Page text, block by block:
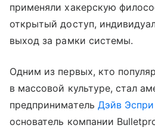
применяли хакерскую
открытый доступ,
выход за рамки системы.
Одним из первых, кто
в массовой культуре, стал
предприниматель Дэйв Эспри
основатель компании